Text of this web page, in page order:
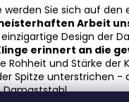
Sie sich auf den
Arbeit
Design der
erinnert an die
Rohheit und Stärke der
Spitze unterstrichen -